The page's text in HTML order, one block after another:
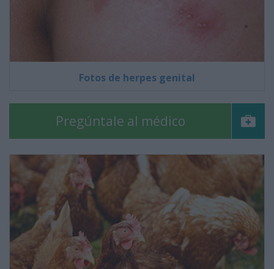
Fotos de herpes genital
Pregúntale al médico